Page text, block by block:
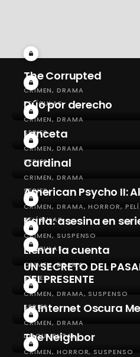
The Corrupted
CRIMEN DRAMA
PELÍCULAS
Dúo por derecho
CRIMEN DRAMA
SERIES
Lanceta
CRIMEN DRAMA
SERIES
Cardinal
CRIMEN DRAMA
SERIES
American Psycho II:
CRIMEN DRAMA HORROR
PELÍCULAS
Karla: asesina en
CRIMEN SUSPENSO
PELÍCULAS
Llenar la cuenta
CRIMEN DRAMA
SERIES
UN SECRETO DEL
DEL PRESENTE
CRIMEN DRAMA SUSPENSO
SERIES
La Internet Oscura
CRIMEN DRAMA
DOCUMENTAL
The Neighbor
CRIMEN HORROR SUSPENSO